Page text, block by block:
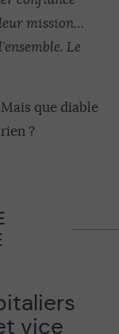
leur mission…
Le
que diable
?
vice